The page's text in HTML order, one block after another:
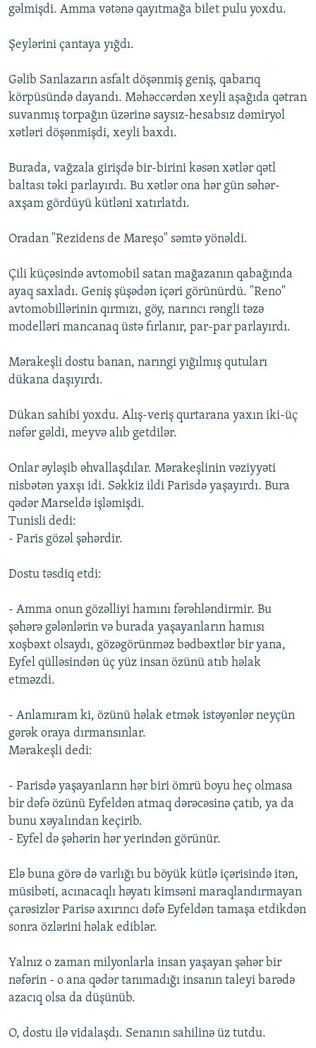
gəlmişdi. Amma vətənə qayıtmağa bilet pulu yoxdu.
Şeylərini çantaya yığdı.
Gəlib Sanlazarın asfalt döşənmiş geniş, qabarıq
körpüsündə dayandı. Məhəccərdən xeyli aşağıda qətran
suvanmış torpağın üzərinə saysız-hesabsız dəmiryol
xətləri döşənmişdi, xeyli baxdı.
Burada, vağzala girişdə bir-birini kəsən xətlər qətl
baltası təki parlayırdı. Bu xətlər ona hər gün səhər-
axşam gördüyü kütləni xatırlatdı.
Oradan "Rezidens de Mareşo" səmtə yönəldi.
Çili küçəsində avtomobil satan mağazanın qabağında
ayaq saxladı. Geniş şüşədən içəri görünürdü. "Reno"
avtomobillərinin qırmızı, göy, narıncı rəngli təzə
modelləri mancanaq üstə fırlanır, par-par parlayırdı.
Mərakeşli dostu banan, narıngi yığılmış qutuları
dükana daşıyırdı.
Dükan sahibi yoxdu. Alış-veriş qurtarana yaxın iki-üç
nəfər gəldi, meyvə alıb getdilər.
Onlar əyləşib əhvallaşdılar. Mərakeşlinin vəziyyəti
nisbətən yaxşı idi. Səkkiz ildi Parisdə yaşayırdı. Bura
qədər Marseldə işləmişdi.
Tunisli dedi:
- Paris gözəl şəhərdir.
Dostu təsdiq etdi:
- Amma onun gözəlliyi hamını fərəhləndirmir. Bu
şəhərə gələnlərin və burada yaşayanların hamısı
xoşbəxt olsaydı, gözəgörünməz bədbəxtlər bir yana,
Eyfel qülləsindən üç yüz insan özünü atıb həlak
etməzdi.
- Anlamıram ki, özünü həlak etmək istəyənlər neyçün
gərək oraya dırmansınlar.
Mərakeşli dedi:
- Parisdə yaşayanların hər biri ömrü boyu heç olmasa
bir dəfə özünü Eyfeldən atmaq dərəcəsinə çatıb, ya da
bunu xəyalından keçirib.
- Eyfel də şəhərin hər yerindən görünür.
Elə buna görə də varlığı bu böyük kütlə içərisində itən,
müsibəti, acınacaqlı həyatı kimsəni maraqlandırmayan
çarəsizlər Parisə axırıncı dəfə Eyfeldən tamaşa etdikdən
sonra özlərini həlak ediblər.
Yalnız o zaman milyonlarla insan yaşayan şəhər bir
nəfərin - o ana qədər tanımadığı insanın taleyi barədə
azacıq olsa da düşünüb.
O, dostu ilə vidalaşdı. Senanın sahilinə üz tutdu.